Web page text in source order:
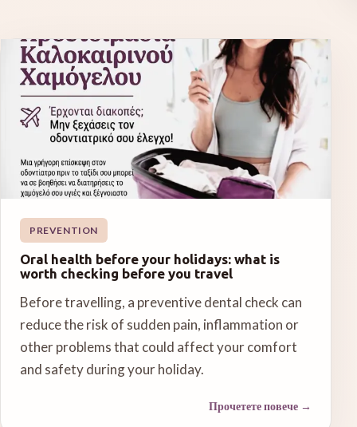
PREVENTION
Oral health before your holidays: what is
worth checking before you travel
Before travelling, a preventive dental check can
reduce the risk of sudden pain, inflammation or
other problems that could affect your comfort
and safety during your holiday.
Прочетете повече →